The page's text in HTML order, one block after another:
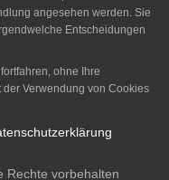
angesehen werden. Sie
Entscheidungen
ohne Ihre
Verwendung von Cookies
Rechte vorbehalten